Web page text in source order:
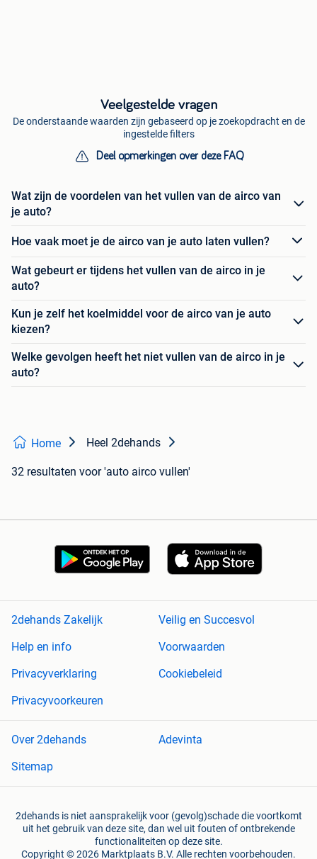
Veelgestelde vragen
De onderstaande waarden zijn gebaseerd op je zoekopdracht en de
ingestelde filters
Deel opmerkingen over deze FAQ
Wat zijn de voordelen van het vullen van de airco van
je auto?
Hoe vaak moet je de airco van je auto laten vullen?
Wat gebeurt er tijdens het vullen van de airco in je
auto?
Kun je zelf het koelmiddel voor de airco van je auto
kiezen?
Welke gevolgen heeft het niet vullen van de airco in je
auto?
Home Heel 2dehands
32 resultaten voor 'auto airco vullen'
2dehands Zakelijk
Veilig en Succesvol
Help en info
Voorwaarden
Privacyverklaring
Cookiebeleid
Privacyvoorkeuren
Over 2dehands
Adevinta
Sitemap
2dehands is niet aansprakelijk voor (gevolg)schade die voortkomt
uit het gebruik van deze site, dan wel uit fouten of ontbrekende
functionaliteiten op deze site.
Copyright © 2026 Marktplaats B.V. Alle rechten voorbehouden.